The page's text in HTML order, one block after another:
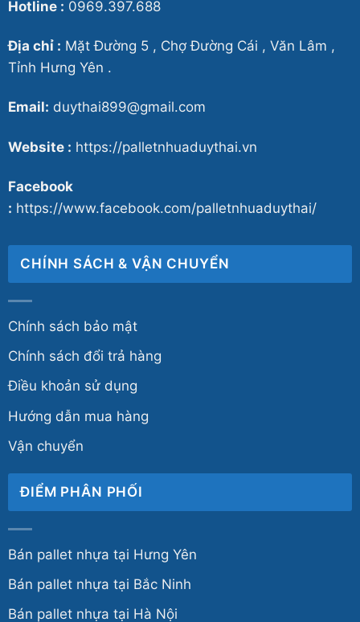
Hotline : 0969.397.688
Địa chỉ : Mặt Đường 5 , Chợ Đường Cái , Văn Lâm ,
Tỉnh Hưng Yên .
Email: duythai899@gmail.com
Website : https://palletnhuaduythai.vn
Facebook
: https://www.facebook.com/palletnhuaduythai/
CHÍNH SÁCH & VẬN CHUYỂN
Chính sách bảo mật
Chính sách đổi trả hàng
Điều khoản sử dụng
Hướng dẫn mua hàng
Vận chuyển
ĐIỂM PHÂN PHỐI
Bán pallet nhựa tại Hưng Yên
Bán pallet nhựa tại Bắc Ninh
Bán pallet nhựa tại Hà Nội